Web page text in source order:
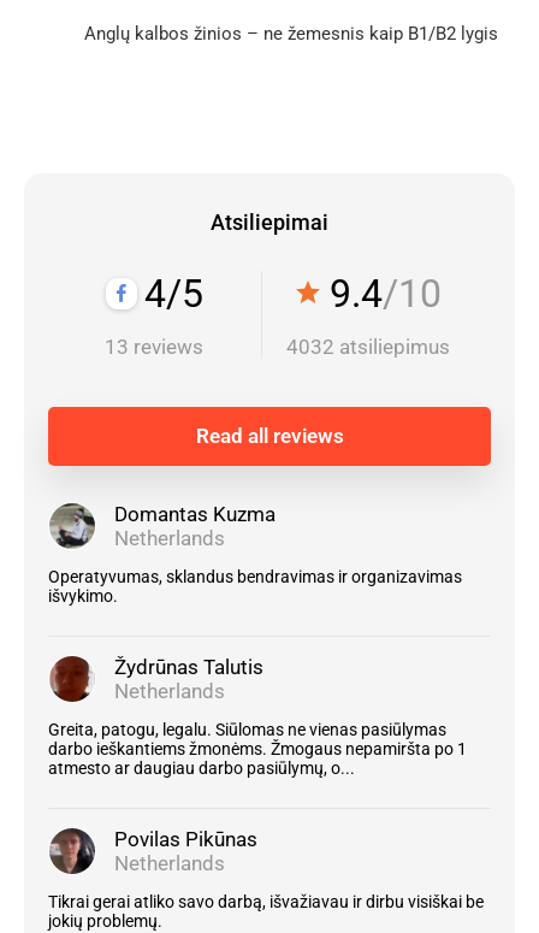
Anglų kalbos žinios – ne žemesnis kaip B1/B2 lygis
Atsiliepimai
4/5
13 reviews
star 9.4/10
4032 atsiliepimus
Read all reviews
Domantas Kuzma
Netherlands
Operatyvumas, sklandus bendravimas ir organizavimas
išvykimo.
Žydrūnas Talutis
Netherlands
Greita, patogu, legalu. Siūlomas ne vienas pasiūlymas
darbo ieškantiems žmonėms. Žmogaus nepamiršta po 1
atmesto ar daugiau darbo pasiūlymų, o...
Povilas Pikūnas
Netherlands
Tikrai gerai atliko savo darbą, išvažiavau ir dirbu visiškai be
jokių problemų.